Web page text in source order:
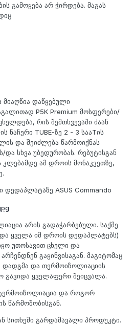
გამოყება არ ჭირდება. მაგას
დაწყებული
P5K Premium მოსფერები/
რის შემთხვევაში ძაან
ნაჩერი TUBE-ზე 2 - 3 სააTის
და შეიძლება წარმოიქნას
და სხვა უბედურობას. რებუტისგან
კლებამდე ამ დროის მონაკვეთზე,
ASUS Commando
არის გადაჭარბებული. საქმე
ყველა იმ დროის დედაპლატებს)
უთოსავით ცხელი და
გაყინვისაგან. მაგიტომაც
დადგმა და თერმოიზოლიაციის
გავიდა ყველაფერი შეიცვალა.
და როგორ
წარმოშობისგან.
სითხეში გარდამავალი პროდუკტი.